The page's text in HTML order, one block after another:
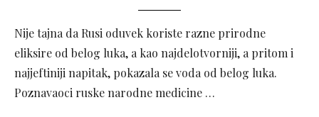
Nije tajna da Rusi oduvek koriste razne prirodne
eliksire od belog luka, a kao najdelotvorniji, a pritom i
najjeftiniji napitak, pokazala se voda od belog luka.
Poznavaoci ruske narodne medicine …